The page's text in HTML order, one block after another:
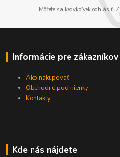
Môžete sa kedykoľvek odhlásiť.
Informácie pre zákazníkov
Ako nakupovať
Obchodné podmienky
Kontakty
Kde nás nájdete